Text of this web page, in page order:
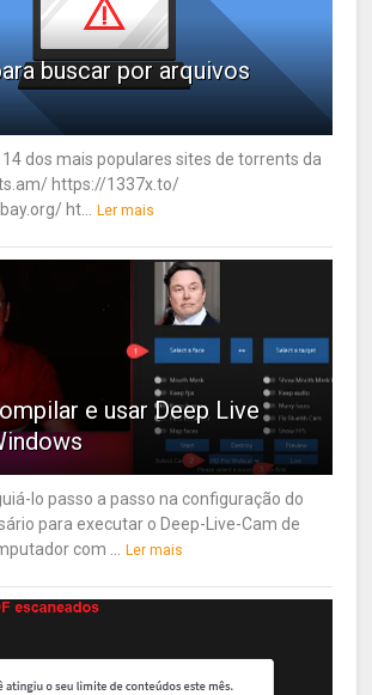
buscar por arquivos
14 dos mais populares sites de torrents da
https://1337x.to/
ht...
Ler mais
e usar Deep Live
lo passo a passo na configuração do
para executar o Deep-Live-Cam de
com ...
Ler mais